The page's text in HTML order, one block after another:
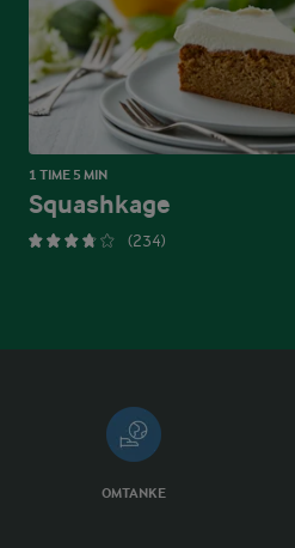
1 TIME 5 MIN
Squashkage
(234)
OMTANKE